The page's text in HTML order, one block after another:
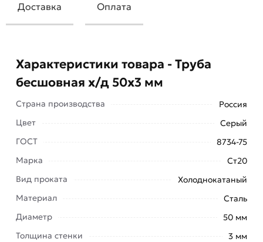
Доставка Оплата
Труба бесшовная х/д 50х3 мм
холоднодеформированная имеет круглую
форму сечения, выдерживает значительные
Характеристики товара - Труба
бесшовная х/д 50х3 мм
Страна производства
Россия
Цвет
Серый
ГОСТ
8734-75
Марка
Ст20
Вид проката
Холоднокатаный
Материал
Сталь
Диаметр
50 мм
Толщина стенки
3 мм